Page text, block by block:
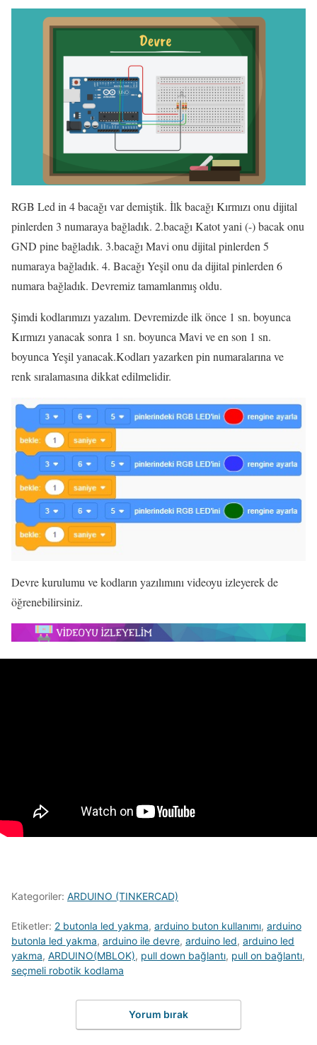
RGB Led in 4 bacağı var demiştik. İlk bacağı Kırmızı onu dijital
pinlerden 3 numaraya bağladık. 2.bacağı Katot yani (-) bacak onu
GND pine bağladık. 3.bacağı Mavi onu dijital pinlerden 5
numaraya bağladık. 4. Bacağı Yeşil onu da dijital pinlerden 6
numara bağladık. Devremiz tamamlanmış oldu.
Şimdi kodlarımızı yazalım. Devremizde ilk önce 1 sn. boyunca
Kırmızı yanacak sonra 1 sn. boyunca Mavi ve en son 1 sn.
boyunca Yeşil yanacak.Kodları yazarken pin numaralarına ve
renk sıralamasına dikkat edilmelidir.
Devre kurulumu ve kodların yazılımını videoyu izleyerek de
öğrenebilirsiniz.
Kategoriler: ARDUINO (TINKERCAD)
Etiketler: 2 butonla led yakma, arduino buton kullanımı, arduino
butonla led yakma, arduino ile devre, arduino led, arduino led
yakma, ARDUINO(MBLOK), pull down bağlantı, pull on bağlantı,
seçmeli robotik kodlama
Yorum bırak